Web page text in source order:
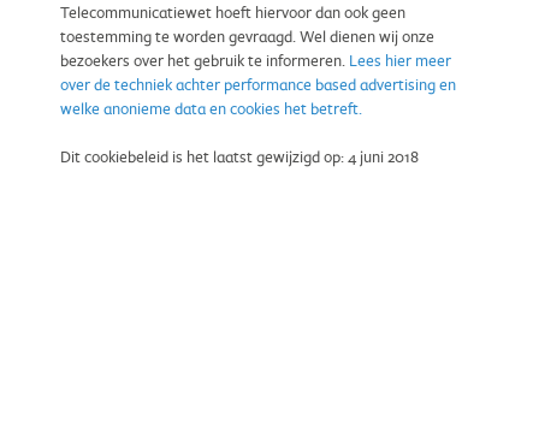
Telecommunicatiewet hoeft hiervoor dan ook geen
toestemming te worden gevraagd. Wel dienen wij onze
bezoekers over het gebruik te informeren. Lees hier meer
over de techniek achter performance based advertising en
welke anonieme data en cookies het betreft.
Dit cookiebeleid is het laatst gewijzigd op: 4 juni 2018